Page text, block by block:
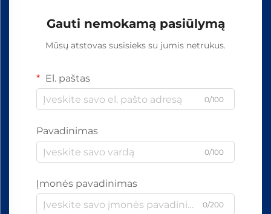
Gauti nemokamą pasiūlymą
Mūsų atstovas susisieks su jumis netrukus.
El. paštas
0/100
Pavadinimas
0/100
Įmonės pavadinimas
0/200